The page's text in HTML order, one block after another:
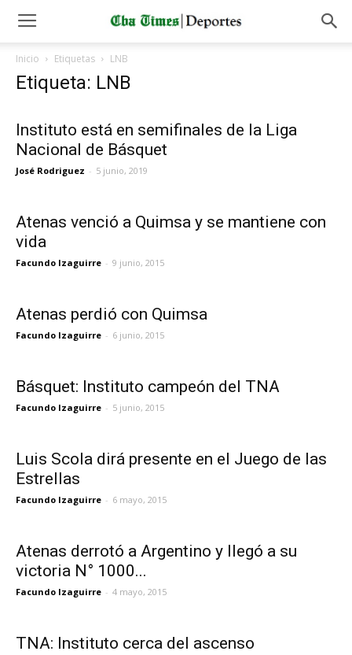
Inicio Etiquetas LNB
Etiqueta: LNB
Instituto está en semifinales de la Liga
Nacional de Básquet
José Rodriguez - 5 junio, 2019
Atenas venció a Quimsa y se mantiene con
vida
Facundo Izaguirre - 9 junio, 2015
Atenas perdió con Quimsa
Facundo Izaguirre - 6 junio, 2015
Básquet: Instituto campeón del TNA
Facundo Izaguirre - 5 junio, 2015
Luis Scola dirá presente en el Juego de las
Estrellas
Facundo Izaguirre - 6 mayo, 2015
Atenas derrotó a Argentino y llegó a su
victoria N° 1000...
Facundo Izaguirre - 4 mayo, 2015
TNA: Instituto cerca del ascenso